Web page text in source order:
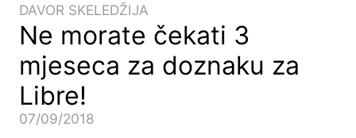
DAVOR SKELEDŽIJA
Ne morate čekati 3
mjeseca za doznaku za
Libre!
07/09/2018